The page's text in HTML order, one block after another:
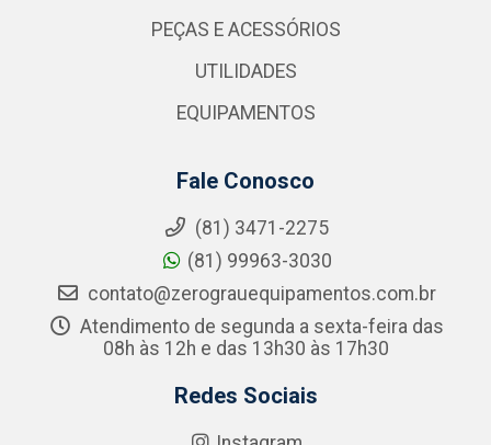
PEÇAS E ACESSÓRIOS
UTILIDADES
EQUIPAMENTOS
Fale Conosco
(81) 3471-2275
(81) 99963-3030
contato@zerograuequipamentos.com.br
Atendimento de segunda a sexta-feira das
08h às 12h e das 13h30 às 17h30
Redes Sociais